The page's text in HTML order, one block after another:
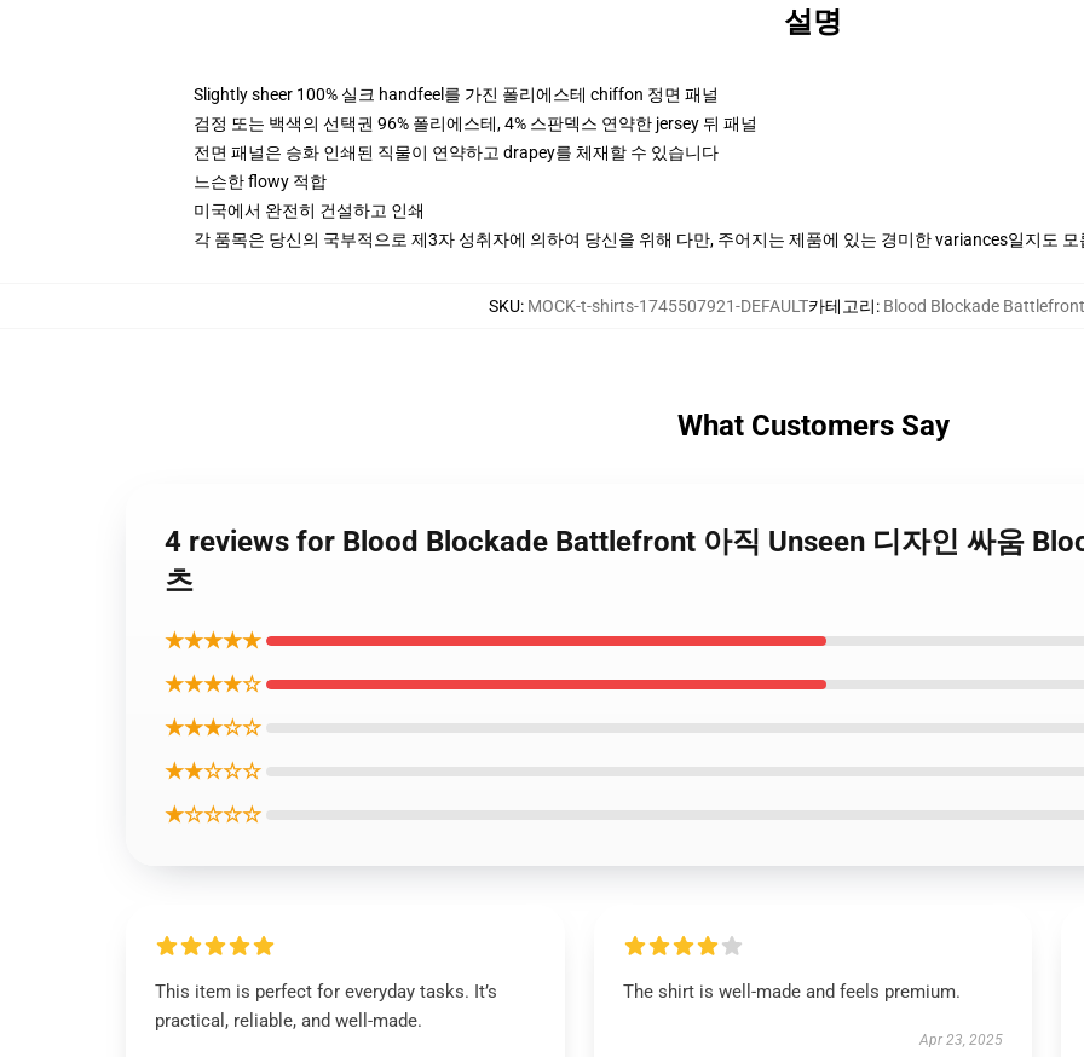
설명
Slightly sheer 100% 실크 handfeel를 가진 폴리에스테 chiffon 정면 패널
검정 또는 백색의 선택권 96% 폴리에스테, 4% 스판덱스 연약한 jersey 뒤 패널
전면 패널은 승화 인쇄된 직물이 연약하고 drapey를 체재할 수 있습니다
느슨한 flowy 적합
미국에서 완전히 건설하고 인쇄
각 품목은 당신의 국부적으로 제3자 성취자에 의하여 당신을 위해 다만, 주어지는 제품에 있는 경미한 variances일지도
SKU: MOCK-t-shirts-1745507921-DEFAULT카테고리: Blood Blockade
What Customers Say
4 reviews for Blood Blockade Battlefront 아직 Unseen 디자인 싸움
츠
★★★★★
★★★★☆
★★★☆☆
★★☆☆☆
★☆☆☆☆
This item is perfect for everyday tasks. It’s
practical, reliable, and well-made.
The shirt is well-made and feels premium.
Apr 23, 2025